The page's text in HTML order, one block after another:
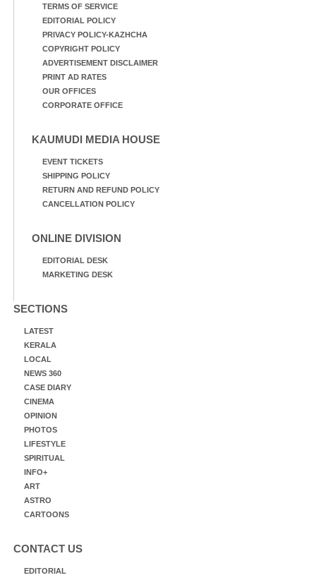
TERMS OF SERVICE
EDITORIAL POLICY
PRIVACY POLICY-KAZHCHA
COPYRIGHT POLICY
ADVERTISEMENT DISCLAIMER
PRINT AD RATES
OUR OFFICES
CORPORATE OFFICE
KAUMUDI MEDIA HOUSE
EVENT TICKETS
SHIPPING POLICY
RETURN AND REFUND POLICY
CANCELLATION POLICY
ONLINE DIVISION
EDITORIAL DESK
MARKETING DESK
SECTIONS
LATEST
KERALA
LOCAL
NEWS 360
CASE DIARY
CINEMA
OPINION
PHOTOS
LIFESTYLE
SPIRITUAL
INFO+
ART
ASTRO
CARTOONS
CONTACT US
EDITORIAL